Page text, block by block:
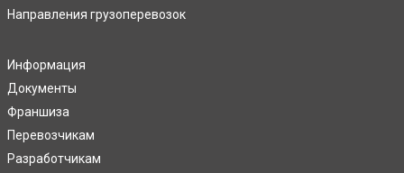
Направления грузоперевозок
Информация
Документы
Франшиза
Перевозчикам
Разработчикам